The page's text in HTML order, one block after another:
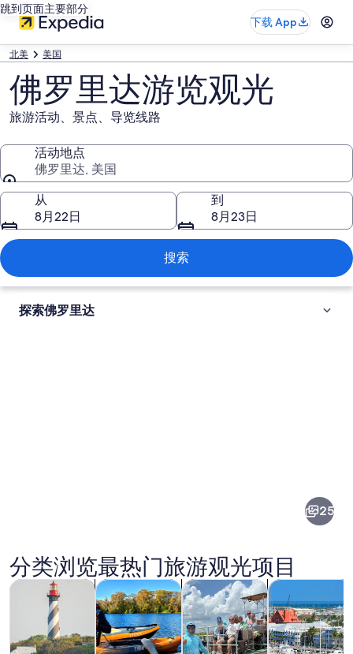
跳到页面主要部分
下载 App
北美 美国
佛罗里达游览观光
旅游活动、景点、导览线路
活动地点
佛罗里达, 美国
活动地点
从
8月22日
到
8月23日
搜索
探索佛罗里达
图
片
佛罗里达
25
分类浏览最热门旅游观光项目
观光一日游 在新标签页中打开
水上活动在新标签页中打开
游轮及游船之旅在新标签页中
私人和定制之